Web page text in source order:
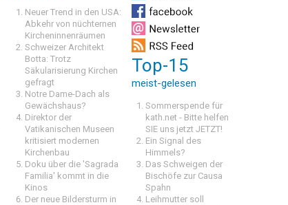
Neuer Trend in den USA:
Abkehr von nüchternen
Kircheninnenräumen
Schweizer Architekt
Botta: Trotz
Säkularisierung Kirchen
gefragt
Notre Dame-Dach als
Gewächshaus?
Direktor der
Vatikanischen Museen
kritisiert modernen
Kirchenbau
Doku über die 'Sagrada
Familia' kommt in die
Kinos
Der neue Bildersturm in
Top-15
meist-gelesen
Sommerspende für
kath.net - Bitte helfen
SIE uns jetzt JETZT!
Ein Signal des
Himmels?
Das Schweigen der
Bischöfe zur Causa
Spahn
Leihmutter soll